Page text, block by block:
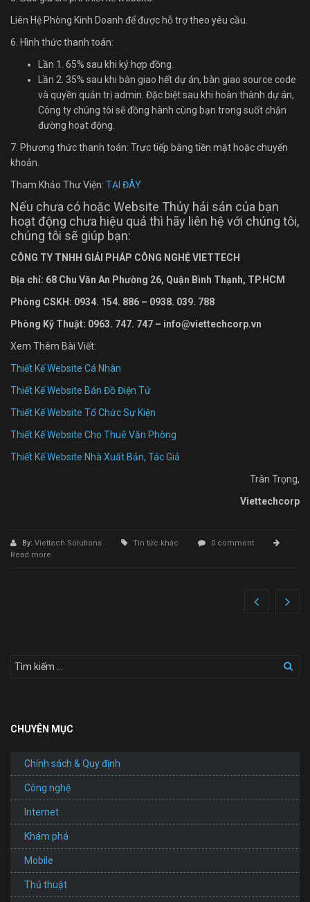
Liên Hệ Phòng Kinh Doanh để được hỗ trợ theo yêu cầu.
6. Hình thức thanh toán:
Lần 1. 65% sau khi ký hợp đồng.
Lần 2. 35% sau khi bàn giao hết dự án, bàn giao source code
và quyền quản trị admin. Đặc biệt sau khi hoàn thành dự án,
Công ty chúng tôi sẽ đồng hành cùng bạn trong suốt chặn
đường hoạt động.
7. Phương thức thanh toán: Trực tiếp bằng tiền mặt hoặc chuyển
khoản.
Tham Khảo Thư Viện: TẠI ĐÂY
Nếu chưa có hoặc Website Thủy hải sản của bạn
hoạt động chưa hiệu quả thì hãy liên hệ với chúng tôi,
chúng tôi sẽ giúp bạn:
CÔNG TY TNHH GIẢI PHÁP CÔNG NGHỆ VIETTECH
Địa chỉ: 68 Chu Văn An Phường 26, Quận Bình Thạnh, TP.HCM
Phòng CSKH: 0934. 154. 886 – 0938. 039. 788
Phòng Kỹ Thuật: 0963. 747. 747 – info@viettechcorp.vn
Xem Thêm Bài Viết:
Thiết Kế Website Cá Nhân
Thiết Kế Website Bán Đồ Điện Tử
Thiết Kế Website Tổ Chức Sự Kiện
Thiết Kế Website Cho Thuê Văn Phòng
Thiết Kế Website Nhà Xuất Bản, Tác Giả
Trân Trọng,
Viettechcorp
By: Viettech Solutions Tin tức khác
0 comment
Read more
CHUYÊN MỤC
Chính sách & Quy định
Công nghệ
Internet
Khám phá
Mobile
Thủ thuật